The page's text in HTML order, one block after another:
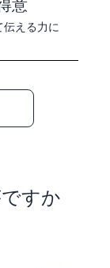
意
える力に
すか